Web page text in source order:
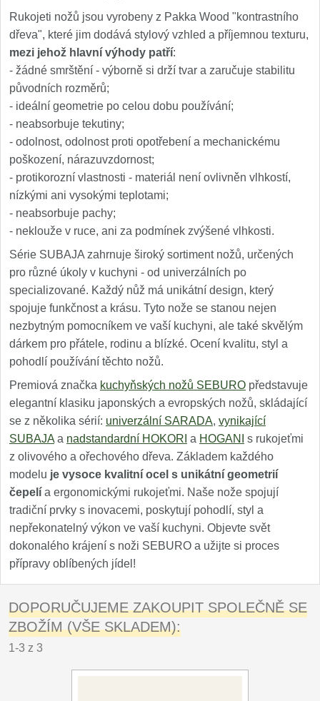
Rukojeti nožů jsou vyrobeny z Pakka Wood "kontrastního
dřeva", které jim dodává stylový vzhled a příjemnou texturu,
mezi jehož hlavní výhody patří:
- žádné smrštění - výborně si drží tvar a zaručuje stabilitu
původních rozměrů;
- ideální geometrie po celou dobu používání;
- neabsorbuje tekutiny;
- odolnost, odolnost proti opotřebení a mechanickému
poškození, nárazuvzdornost;
- protikorozní vlastnosti - materiál není ovlivněn vlhkostí,
nízkými ani vysokými teplotami;
- neabsorbuje pachy;
- neklouže v ruce, ani za podmínek zvýšené vlhkosti.
Série SUBAJA zahrnuje široký sortiment nožů, určených
pro různé úkoly v kuchyni - od univerzálních po
specializované. Každý nůž má unikátní design, který
spojuje funkčnost a krásu. Tyto nože se stanou nejen
nezbytným pomocníkem ve vaší kuchyni, ale také skvělým
dárkem pro přátele, rodinu a blízké. Ocení kvalitu, styl a
pohodlí používání těchto nožů.
Premiová značka kuchyňských nožů SEBURO představuje
elegantní klasiku japonských a evropských nožů, skládající
se z několika sérií: univerzální SARADA, vynikající
SUBAJA a nadstandardní HOKORI a HOGANI
s rukojeťmi
z olivového a ořechového dřeva. Základem každého
modelu je vysoce kvalitní ocel s unikátní geometrií
čepelí a ergonomickými rukojeťmi. Naše nože spojují
tradiční prvky s inovacemi, poskytují pohodlí, styl a
nepřekonatelný výkon ve vaší kuchyni. Objevte svět
dokonalého krájení s noži SEBURO a užijte si proces
přípravy oblíbených jídel!
DOPORUČUJEME ZAKOUPIT SPOLEČNĚ SE
ZBOŽÍM (VŠE SKLADEM):
1-3 z 3